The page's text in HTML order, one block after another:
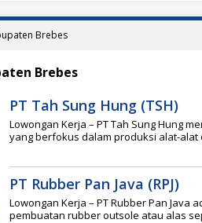
Brebes
Brebes
PT Tah Sung Hung (TSH)
Lowongan Kerja – PT Tah Sung Hung
yang berfokus dalam produksi alat-alat
PT Rubber Pan Java (RPJ)
Lowongan Kerja – PT Rubber Pan
pembuatan rubber outsole atau alas